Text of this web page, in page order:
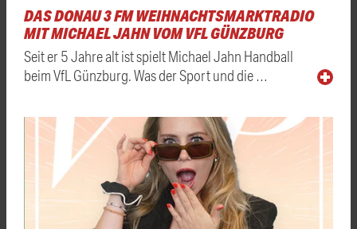
DAS DONAU 3 FM WEIHNACHTSMARKTRADIO
MIT MICHAEL JAHN VOM VFL GÜNZBURG
Seit er 5 Jahre alt ist spielt Michael Jahn Handball
beim VfL Günzburg. Was der Sport und die …